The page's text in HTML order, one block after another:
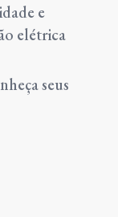
e
elétrica
seus